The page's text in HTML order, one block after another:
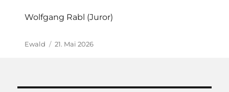
Wolfgang Rabl (Juror)
Autor
Ewald
Veröffentlicht
21. Mai 2026